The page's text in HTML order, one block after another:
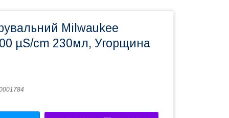
Milwaukee
µS/cm 230мл, Угорщина